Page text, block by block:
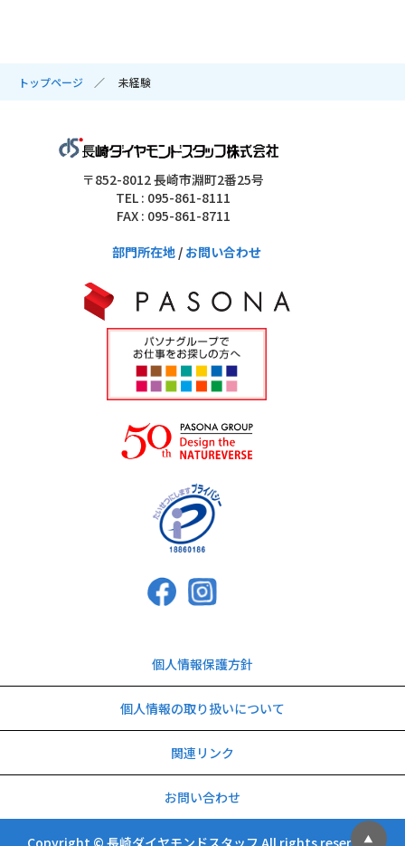
トップページ 未経験
〒852-8012 長崎市淵町2番25号
TEL : 095-861-8111
FAX : 095-861-8711
部門所在地 / お問い合わせ
個人情報保護方針
個人情報の取り扱いについて
関連リンク
お問い合わせ
Copyright © 長崎ダイヤモンドスタッフ All rights reserved.